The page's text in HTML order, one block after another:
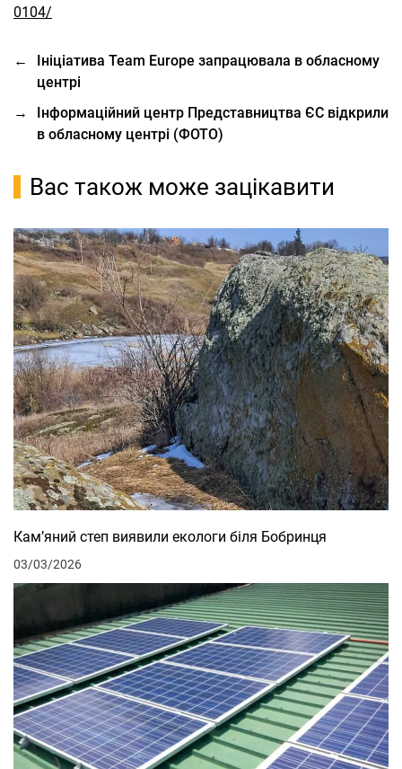
0104/
←
Ініціатива Team Europe запрацювала в обласному
центрі
→
Інформаційний центр Представництва ЄС відкрили
в обласному центрі (ФОТО)
Вас також може зацікавити
Кам’яний степ виявили екологи біля Бобринця
03/03/2026